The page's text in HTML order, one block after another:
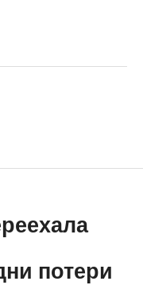
потери